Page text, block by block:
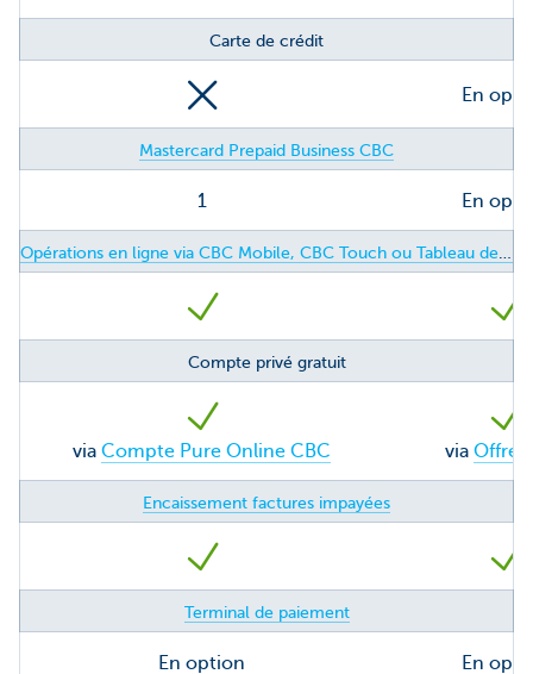
En
1 En
via Compte Pure Online CBC via Offre
En option En
Carte de crédit
Mastercard Prepaid Business CBC
Compte privé gratuit
Encaissement factures impayées
Terminal de paiement